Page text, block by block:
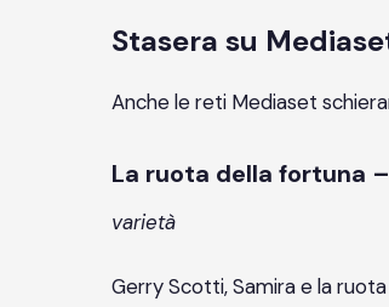
Stasera su
Anche le reti Mediaset
La ruota della fortuna
varietà
Gerry Scotti, Samira e la